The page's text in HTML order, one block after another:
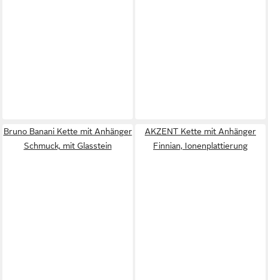
Bruno Banani Kette mit Anhänger
Schmuck, mit Glasstein
AKZENT Kette mit Anhänger
Finnian, Ionenplattierung